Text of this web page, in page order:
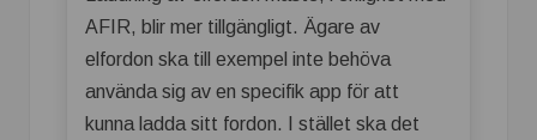
AFIR, blir mer tillgängligt. Ägare av
elfordon ska till exempel inte behöva
använda sig av en specifik app för att
kunna ladda sitt fordon. I stället ska det